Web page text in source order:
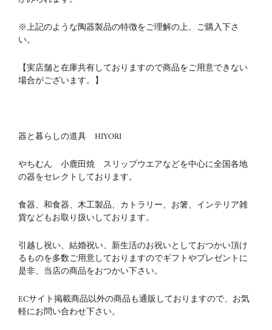
※上記のような陶器製品の特徴をご理解の上、ご購入下さ
い。
【実店舗と在庫共有しておりますので商品をご用意できない
場合がございます。】
器と暮らしの道具 HIYORI
やちむん 小鹿田焼 スリップウエアなどを中心に全国各地
の器をセレクトしております。
食器、和食器、木工製品、カトラリー、お箸、インテリア雑
貨などもお取り扱いしております。
引越し祝い、結婚祝い、新生活のお祝いとしておつかい頂け
るものを多数ご用意しておりますのでギフトやプレゼントに
是非、当店の商品をおつかい下さい。
ECサイト掲載商品以外の商品も通販しておりますので、お気
軽にお問い合わせ下さい。